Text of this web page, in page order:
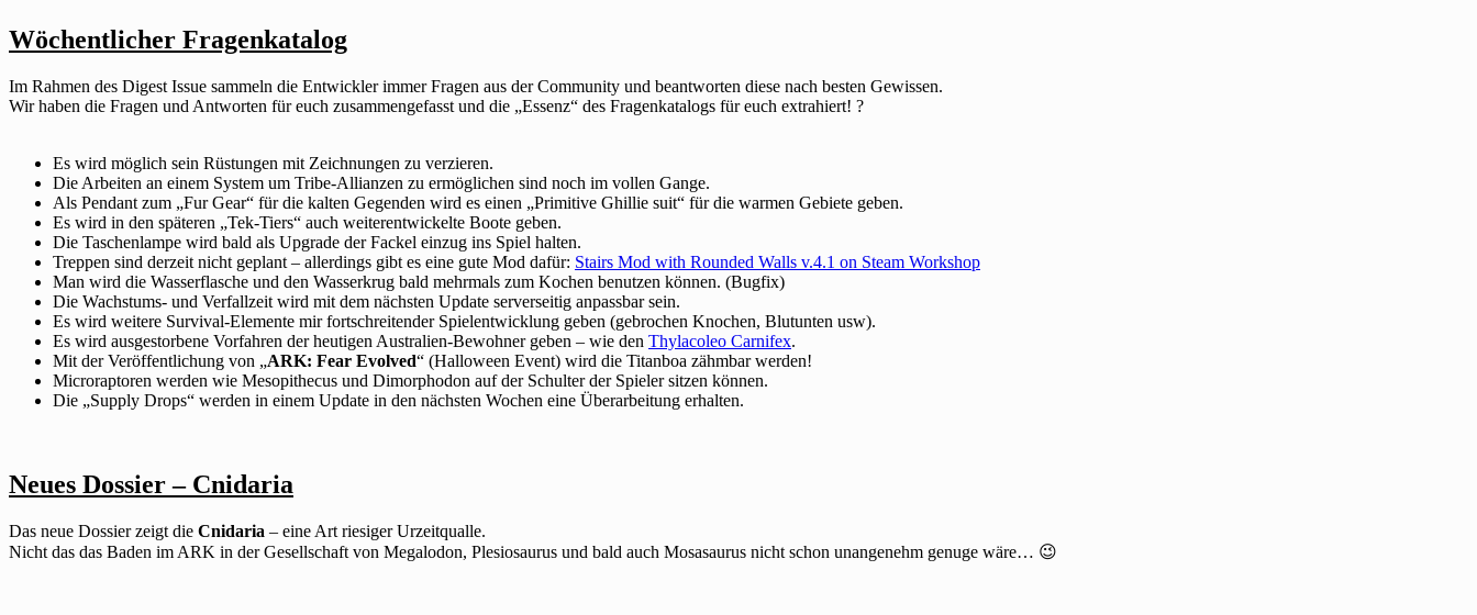
Wöchentlicher Fragenkatalog
Im Rahmen des Digest Issue sammeln die Entwickler immer Fragen aus der Community und beantworten diese nach besten Gewissen.
Wir haben die Fragen und Antworten für euch zusammengefasst und die „Essenz“ des Fragenkatalogs für euch extrahiert! ?
Es wird möglich sein Rüstungen mit Zeichnungen zu verzieren.
Die Arbeiten an einem System um Tribe-Allianzen zu ermöglichen sind noch im vollen Gange.
Als Pendant zum „Fur Gear“ für die kalten Gegenden wird es einen „Primitive Ghillie suit“ für die warmen Gebiete geben.
Es wird in den späteren „Tek-Tiers“ auch weiterentwickelte Boote geben.
Die Taschenlampe wird bald als Upgrade der Fackel einzug ins Spiel halten.
Treppen sind derzeit nicht geplant – allerdings gibt es eine gute Mod dafür: Stairs Mod with Rounded Walls v.4.1 on Steam Workshop
Man wird die Wasserflasche und den Wasserkrug bald mehrmals zum Kochen benutzen können. (Bugfix)
Die Wachstums- und Verfallzeit wird mit dem nächsten Update serverseitig anpassbar sein.
Es wird weitere Survival-Elemente mir fortschreitender Spielentwicklung geben (gebrochen Knochen, Blutunten usw).
Es wird ausgestorbene Vorfahren der heutigen Australien-Bewohner geben – wie den Thylacoleo Carnifex.
Mit der Veröffentlichung von „ARK: Fear Evolved“ (Halloween Event) wird die Titanboa zähmbar werden!
Microraptoren werden wie Mesopithecus und Dimorphodon auf der Schulter der Spieler sitzen können.
Die „Supply Drops“ werden in einem Update in den nächsten Wochen eine Überarbeitung erhalten.
Neues Dossier – Cnidaria
Das neue Dossier zeigt die Cnidaria – eine Art riesiger Urzeitqualle.
Nicht das das Baden im ARK in der Gesellschaft von Megalodon, Plesiosaurus und bald auch Mosasaurus nicht schon unangenehm genuge wäre… 😉